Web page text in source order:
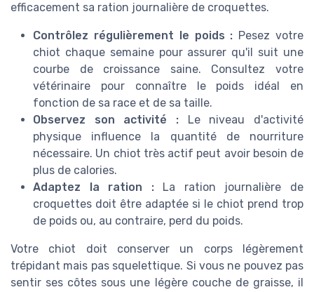
efficacement sa ration journalière de croquettes.
Contrôlez régulièrement le poids : Pesez votre
chiot chaque semaine pour assurer qu'il suit une
courbe de croissance saine. Consultez votre
vétérinaire pour connaître le poids idéal en
fonction de sa race et de sa taille.
Observez son activité : Le niveau d'activité
physique influence la quantité de nourriture
nécessaire. Un chiot très actif peut avoir besoin de
plus de calories.
Adaptez la ration :La ration journalière de
croquettes doit être adaptée si le chiot prend trop
de poids ou, au contraire, perd du poids.
Votre chiot doit conserver un corps légèrement
trépidant mais pas squelettique. Si vous ne pouvez pas
sentir ses côtes sous une légère couche de graisse, il